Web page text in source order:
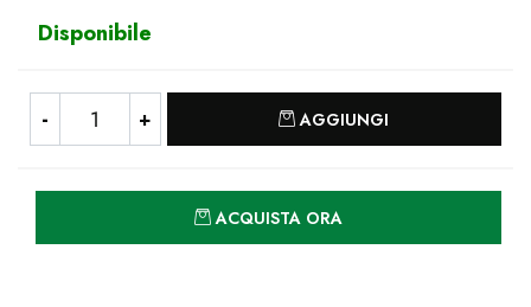
Disponibile
AGGIUNGI
ACQUISTA ORA